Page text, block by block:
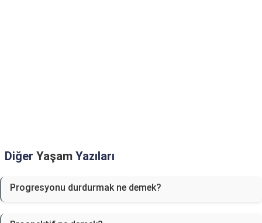
Diğer Yaşam Yazıları
Progresyonu durdurmak ne demek?